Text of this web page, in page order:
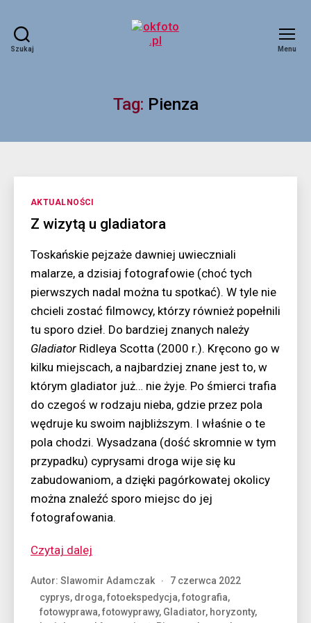
Szukaj Menu
Tag: Pienza
Kategorie
AKTUALNOŚCI
Z wizytą u gladiatora
Toskańskie pejzaże dawniej uwieczniali
malarze, a dzisiaj fotografowie (choć tych
pierwszych nadal można tu spotkać). W tyle nie
chcieli zostać filmowcy, którzy również popełnili
tu sporo dzieł. Do bardziej znanych należy
Gladiator Ridleya Scotta (2000 r.). Kręcono go w
kilku miejscach, a najbardziej znane jest to, w
którym gladiator już… nie żyje. Po śmierci trafia
do czegoś w rodzaju nieba, gdzie przez pola
wędruje ku swoim najbliższym. I właśnie o te
pola chodzi. Wysadzana (dość skromnie w tym
przypadku) cyprysami droga wije się ku
zabudowaniom, a dzięki pagórkowatej okolicy
można znaleźć sporo miejsc do jej
fotografowania.
Czytaj dalej
u
gladiatora”
Autor: Slawomir Adamczak
7 czerwca 2022
cyprys, droga,fotoekspedycja,fotografia,
fotowyprawa,fotowyprawy, Gladiator, horyzonty,